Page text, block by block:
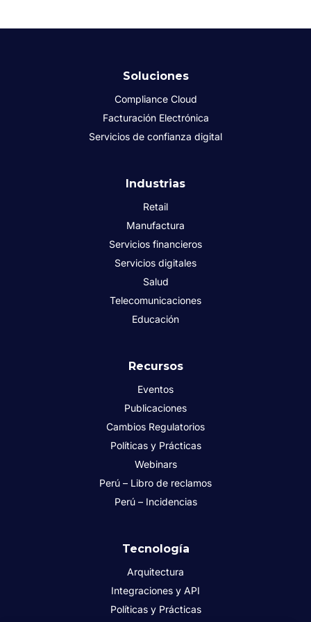
Soluciones
Compliance Cloud
Facturación Electrónica
Servicios de confianza digital
Industrias
Retail
Manufactura
Servicios financieros
Servicios digitales
Salud
Telecomunicaciones
Educación
Recursos
Eventos
Publicaciones
Cambios Regulatorios
Políticas y Prácticas
Webinars
Perú – Libro de reclamos
Perú – Incidencias
Tecnología
Arquitectura
Integraciones y API
Políticas y Prácticas